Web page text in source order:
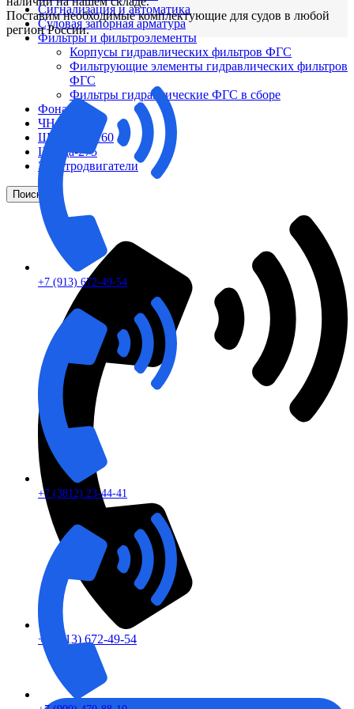
Сигнализация и автоматика
Судовая запорная арматура
Фильтры и фильтроэлементы
Корпусы гидравлических фильтров ФГС
Фильтрующие элементы гидравлических фильтров
ФГС
Фильтры гидравлические ФГС в сборе
Фонари
ЧН 25/34
Шкода 6S-160
Шкода-275
Электродвигатели
Поиск
+7 (913) 672-49-54
Поставим необходимые комплектующие для судов в любой
регион России.
+7 (913) 672-49-54
+7 (3812) 23-44-41